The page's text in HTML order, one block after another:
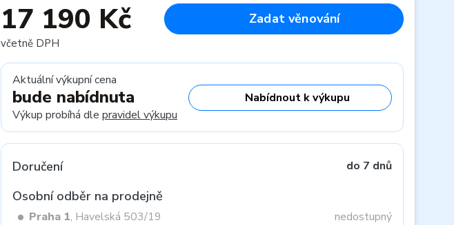
17 190 Kč
včetně DPH
Zadat věnování
Aktuální výkupní cena
bude nabídnuta
Výkup probíhá dle pravidel výkupu
Nabídnout k výkupu
Doručení do 7 dnů
Osobní odběr na prodejně
Praha 1, Havelská 503/19
nedostupný